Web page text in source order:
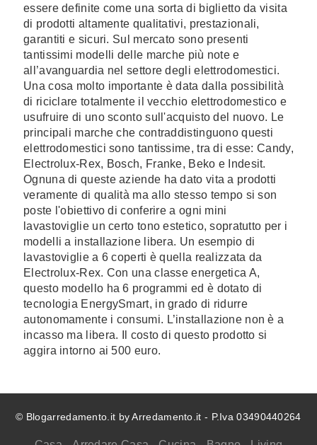
essere definite come una sorta di biglietto da visita
di prodotti altamente qualitativi, prestazionali,
garantiti e sicuri. Sul mercato sono presenti
tantissimi modelli delle marche più note e
all’avanguardia nel settore degli elettrodomestici.
Una cosa molto importante è data dalla possibilità
di riciclare totalmente il vecchio elettrodomestico e
usufruire di uno sconto sull'acquisto del nuovo. Le
principali marche che contraddistinguono questi
elettrodomestici sono tantissime, tra di esse: Candy,
Electrolux-Rex, Bosch, Franke, Beko e Indesit.
Ognuna di queste aziende ha dato vita a prodotti
veramente di qualità ma allo stesso tempo si son
poste l'obiettivo di conferire a ogni mini
lavastoviglie un certo tono estetico, sopratutto per i
modelli a installazione libera. Un esempio di
lavastoviglie a 6 coperti è quella realizzata da
Electrolux-Rex. Con una classe energetica A,
questo modello ha 6 programmi ed è dotato di
tecnologia EnergySmart, in grado di ridurre
autonomamente i consumi. L’installazione non è a
incasso ma libera. Il costo di questo prodotto si
aggira intorno ai 500 euro.
© Blogarredamento.it by Arredamento.it - P.Iva 03490440264